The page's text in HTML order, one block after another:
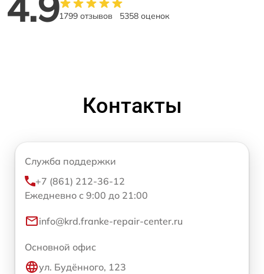
1799 отзывов 5358 оценок
Контакты
Служба поддержки
+7 (861) 212-36-12
Ежедневно с 9:00 до 21:00
info@krd.franke-repair-center.ru
Основной офис
ул. Будённого, 123